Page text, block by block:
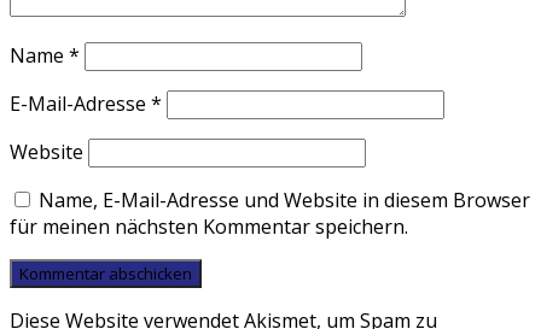
Name *
E-Mail-Adresse *
Website
Name, E-Mail-Adresse und Website in diesem Browser
für meinen nächsten Kommentar speichern.
Diese Website verwendet Akismet, um Spam zu